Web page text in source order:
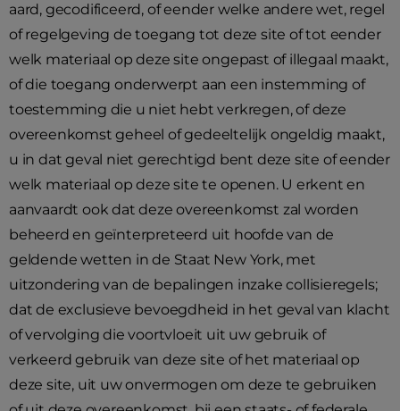
aard, gecodificeerd, of eender welke andere wet, regel
of regelgeving de toegang tot deze site of tot eender
welk materiaal op deze site ongepast of illegaal maakt,
of die toegang onderwerpt aan een instemming of
toestemming die u niet hebt verkregen, of deze
overeenkomst geheel of gedeeltelijk ongeldig maakt,
u in dat geval niet gerechtigd bent deze site of eender
welk materiaal op deze site te openen. U erkent en
aanvaardt ook dat deze overeenkomst zal worden
beheerd en geïnterpreteerd uit hoofde van de
geldende wetten in de Staat New York, met
uitzondering van de bepalingen inzake collisieregels;
dat de exclusieve bevoegdheid in het geval van klacht
of vervolging die voortvloeit uit uw gebruik of
verkeerd gebruik van deze site of het materiaal op
deze site, uit uw onvermogen om deze te gebruiken